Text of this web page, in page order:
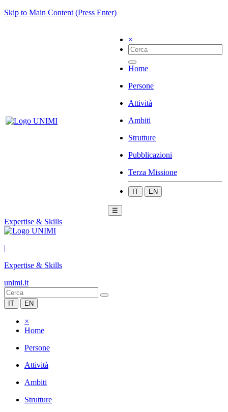
Skip to Main Content (Press Enter)
×
Home
Persone
Attività
Ambiti
Strutture
Pubblicazioni
Terza Missione
IT EN
☰
Expertise & Skills
|
Expertise & Skills
unimi.it
IT EN
×
Home
Persone
Attività
Ambiti
Strutture